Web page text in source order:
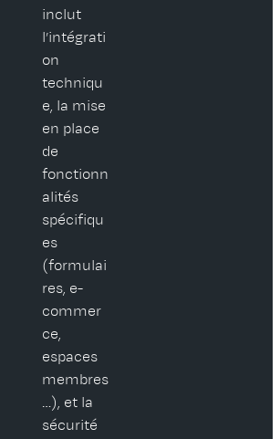
inclut
l’intégrati
on
techniqu
e, la mise
en place
de
fonctionn
alités
spécifiqu
es
(formulai
res, e-
commer
ce,
espaces
membres
…), et la
sécurité